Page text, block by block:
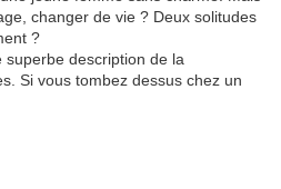
changer de vie ? Deux solitudes
?
description de la
Si vous tombez dessus chez un